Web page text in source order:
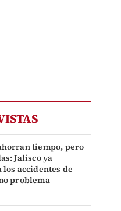
tiempo, pero
Jalisco ya
los accidentes de
problema